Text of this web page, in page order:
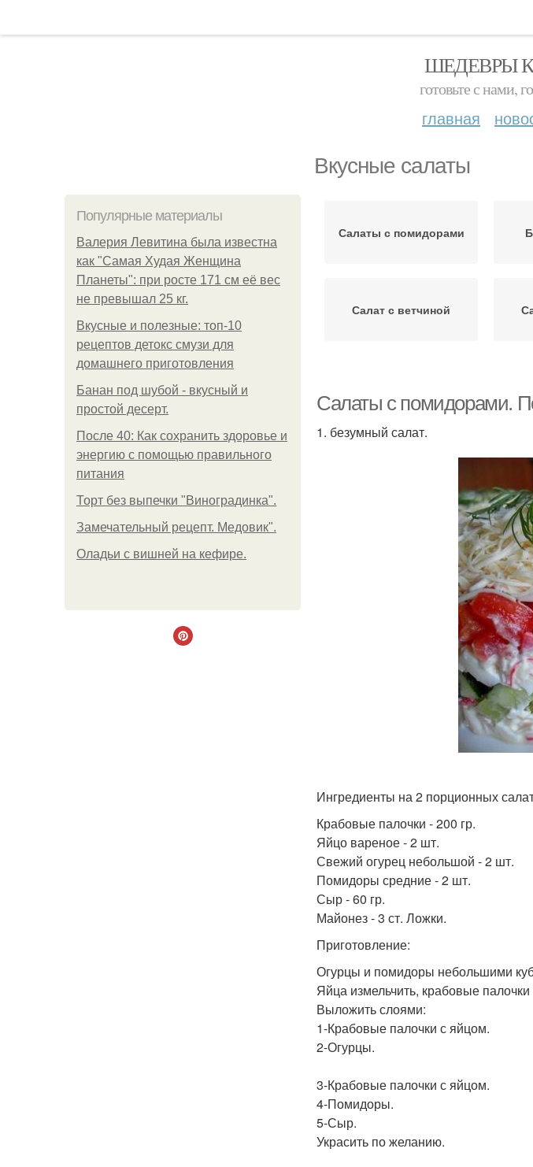
ШЕДЕВРЫ
готовьте с нами,
главная
Вкусные салаты
Популярные материалы
Валерия Левитина была известна
как "Самая Худая Женщина
Планеты": при росте 171 см её вес
не превышал 25 кг.
Вкусные и полезные: топ-10
рецептов детокс смузи для
домашнего приготовления
Банан под шубой - вкусный и
простой десерт.
После 40: Как сохранить здоровье и
энергию с помощью правильного
питания
Торт без выпечки "Виноградинка".
Замечательный рецепт. Медовик".
Оладьи с вишней на кефире.
Салаты с помидорами
Салат с ветчиной
Салаты на праздничный
Салаты на новый год
Салаты с помидорами.
1. безумный салат.
Ингредиенты на 2 порционных
Крабовые палочки - 200 гр.
Яйцо вареное - 2 шт.
Свежий огурец небольшой - 2 шт.
Помидоры средние - 2 шт.
Сыр - 60 гр.
Майонез - 3 ст. Ложки.
Приготовление:
Огурцы и помидоры небольшими
Яйца измельчить, крабовые
Выложить слоями:
1-Крабовые палочки с яйцом.
2-Огурцы.
3-Крабовые палочки с яйцом.
4-Помидоры.
5-Сыр.
Украсить по желанию.